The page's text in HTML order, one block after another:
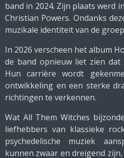
band in 2024. Zijn plaats werd
Christian Powers. Ondanks
muzikale identiteit van de
In 2026 verscheen het album
de band opnieuw liet zien
Hun carrière wordt
ontwikkeling en een sterke
richtingen te verkennen.
Wat All Them Witches
liefhebbers van klassieke
psychedelische muziek
kunnen zwaar en dreigend